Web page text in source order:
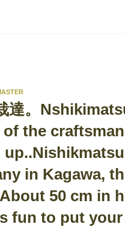
達。
the
in Kagawa,
50 cm in
fun to put your